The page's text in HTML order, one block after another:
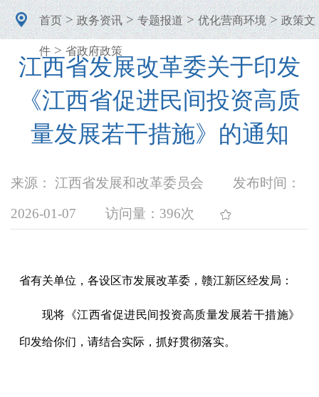
首页>政务资讯>专题报道>优化营商环境>政策文
件> 省政府政策
江西省发展改革委关于印发
《江西省促进民间投资高质
量发展若干措施》的通知
来源： 江西省发展和改革委员会 发布时间：
2026-01-07 访问量： 396次
省有关单位，各设区市发展改革委，赣江新区经发局：
现将《江西省促进民间投资高质量发展若干措施》
印发给你们，请结合实际，抓好贯彻落实。